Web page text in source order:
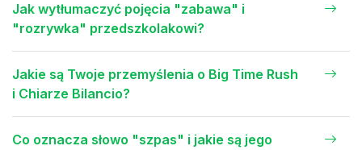
Jak wytłumaczyć pojęcia "zabawa" i
"rozrywka" przedszkolakowi?
Jakie są Twoje przemyślenia o Big Time Rush
i Chiarze Bilancio?
Co oznacza słowo "szpas" i jakie są jego